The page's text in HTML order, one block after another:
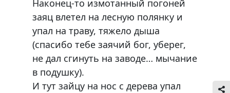
Наконец-то измотанный погоней
заяц влетел на лесную полянку и
упал на траву, тяжело дыша
(спасибо тебе заячий бог, уберег,
не дал сгинуть на заводе… мычание
в подушку).
И тут зайцу на нос с дерева упал